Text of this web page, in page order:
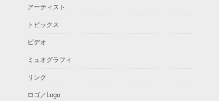
アーティスト
トピックス
ビデオ
ミュオグラフィ
リンク
ロゴ／Logo